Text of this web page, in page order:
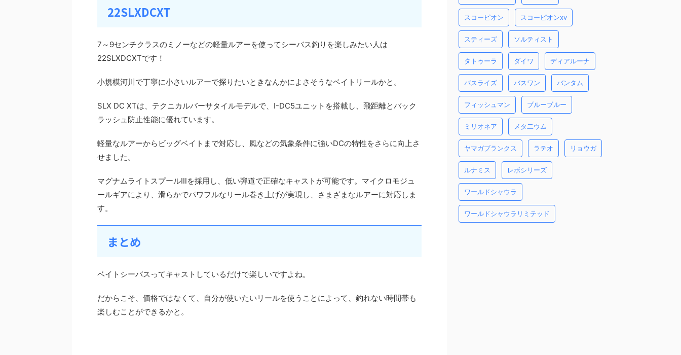
22SLXDCXT
7～9センチクラスのミノーなどの軽量ルアーを使ってシーバス釣りを楽しみたい人は
22SLXDCXTです！
小規模河川で丁寧に小さいルアーで探りたいときなんかによさそうなベイトリールかと。
SLX DC XTは、テクニカルバーサタイルモデルで、I-DC5ユニットを搭載し、飛距離とバック
ラッシュ防止性能に優れています。
軽量なルアーからビッグベイトまで対応し、風などの気象条件に強いDCの特性をさらに向上さ
せました。
マグナムライトスプールⅢを採用し、低い弾道で正確なキャストが可能です。マイクロモジュ
ールギアにより、滑らかでパワフルなリール巻き上げが実現し、さまざまなルアーに対応しま
す。
まとめ
ベイトシーバスってキャストしているだけで楽しいですよね。
だからこそ、価格ではなくて、自分が使いたいリールを使うことによって、釣れない時間帯も
楽しむことができるかと。
スコーピオン スコーピオンxv
スティーズ ソルティスト
タトゥーラ ダイワ ディアルーナ
バスライズ バスワン バンタム
フィッシュマン ブルーブルー
ミリオネア メタ二ウム
ヤマガブランクス ラテオ リョウガ
ルナミス レボシリーズ
ワールドシャウラ
ワールドシャウラリミテッド